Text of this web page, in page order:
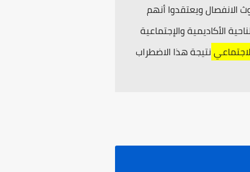
ويعتقدوا أنهم
الأكاديمية والإجتماعية
نتيجة هذا الاضطراب